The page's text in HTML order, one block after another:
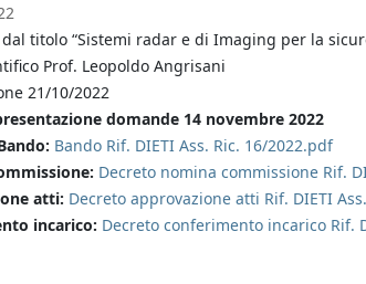
titolo “Sistemi radar e di Imaging per la
Prof. Leopoldo Angrisani
21/10/2022
domande 14 novembre 2022
Bando Rif. DIETI Ass. Ric. 16/2022.pdf
Decreto nomina commissione Rif.
atti: Decreto approvazione atti Rif. DIETI
incarico: Decreto conferimento incarico Rif.